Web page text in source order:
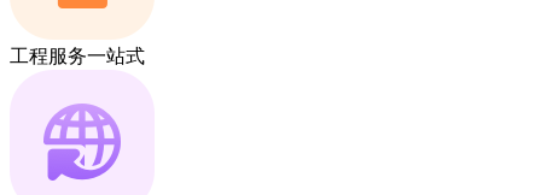
工程服务一站式